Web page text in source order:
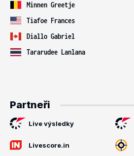
Minnen Greetje
Tiafoe Frances
Diallo Gabriel
Tararudee Lanlana
Partneři
Live výsledky
Livescore.in